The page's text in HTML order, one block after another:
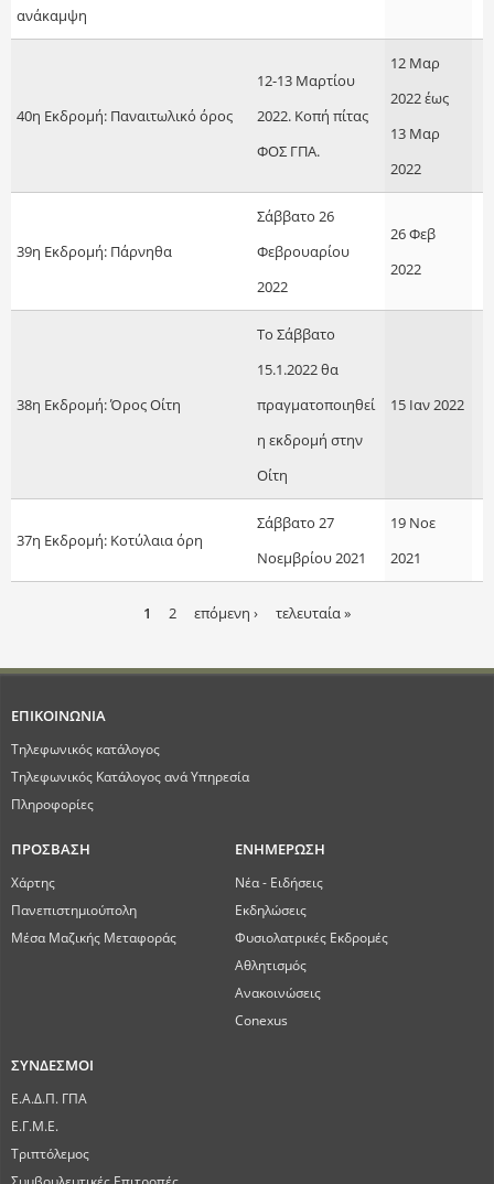
ανάκαμψη
40η Εκδρομή: Παναιτωλικό όρος
12-13 Μαρτίου
2022. Κοπή πίτας
ΦΟΣ ΓΠΑ.
12 Μαρ
2022έως
13 Μαρ
2022
39η Εκδρομή: Πάρνηθα
Σάββατο 26
Φεβρουαρίου
2022
26 Φεβ
2022
38η Εκδρομή: Όρος Οίτη
​​​​​​​Το Σάββατο
15.1.2022 θα
πραγματοποιηθεί
η εκδρομή στην
Οίτη
15 Ιαν 2022
37η Εκδρομή: Κοτύλαια όρη
Σάββατο 27
Νοεμβρίου 2021
19 Νοε
2021
ί
δ
ε
ς
1 2 επόμενη › τελευταία »
ΕΠΙΚΟΙΝΩΝΙΑ
Τηλεφωνικός κατάλογος
Τηλεφωνικός Κατάλογος ανά Υπηρεσία
Πληροφορίες
ΠΡΟΣΒΑΣΗ
Χάρτης
Πανεπιστημιούπολη
Μέσα Μαζικής Μεταφοράς
ΕΝΗΜΕΡΩΣΗ
Νέα - Ειδήσεις
Εκδηλώσεις
Φυσιολατρικές Εκδρομές
Αθλητισμός
Ανακοινώσεις
Conexus
ΣΥΝΔΕΣΜΟΙ
Ε.Α.Δ.Π. ΓΠΑ
Ε.Γ.Μ.Ε.
Τριπτόλεμος
Συμβουλευτικές Επιτροπές